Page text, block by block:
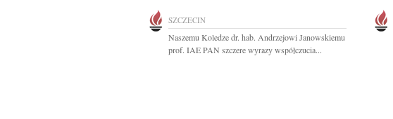
SZCZECIN
Naszemu Koledze dr. hab. Andrzejowi Janowskiemu
prof. IAE PAN szczere wyrazy współczucia...